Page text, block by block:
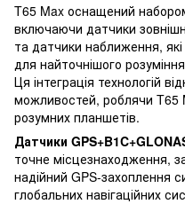
T65 Max оснащений
включаючи датчики
та датчики наближення,
для найточнішого
Ця інтеграція технологій
можливостей, роблячи T65
розумних планшетів.
Датчики
точне місцезнаходження,
надійний GPS-захоплення
глобальних навігаційних